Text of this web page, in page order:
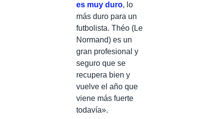
es muy duro, lo
más duro para un
futbolista. Théo (Le
Normand) es un
gran profesional y
seguro que se
recupera bien y
vuelve el año que
viene más fuerte
todavía».